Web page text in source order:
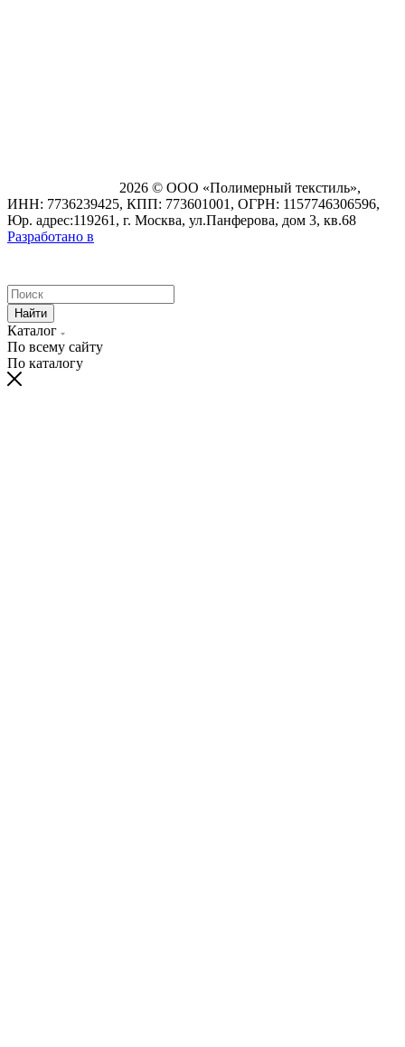
2026 © ООО «Полимерный текстиль»,
ИНН: 7736239425, КПП: 773601001, ОГРН: 1157746306596,
Юр. адрес:119261, г. Москва, ул.Панферова, дом 3, кв.68
Разработано в
Найти
Каталог
По всему сайту
По каталогу